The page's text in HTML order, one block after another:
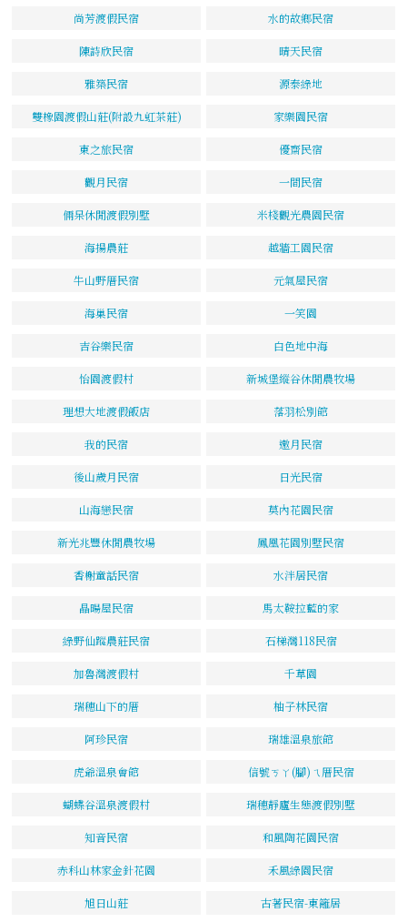
尚芳渡假民宿 水的故鄉民宿
陳詩欣民宿 晴天民宿
雅築民宿 源泰綠地
雙橡園渡假山莊(附設九虹茶莊) 家樂園民宿
東之旅民宿 優齋民宿
觀月民宿 一間民宿
倆呆休閒渡假別墅 米棧觀光農園民宿
海揚農莊 越牆工園民宿
牛山野厝民宿 元氣屋民宿
海巢民宿 一笑園
吉谷樂民宿 白色地中海
怡園渡假村 新城堡縱谷休閒農牧場
理想大地渡假飯店 落羽松別館
我的民宿 邀月民宿
後山歲月民宿 日光民宿
山海戀民宿 莫內花園民宿
新光兆豐休閒農牧場 鳳凰花園別墅民宿
香榭童話民宿 水泮居民宿
晶暘屋民宿 馬太鞍拉藍的家
綠野仙蹤農莊民宿 石梯灣118民宿
加魯灣渡假村 千草園
瑞穗山下的厝 柚子林民宿
阿珍民宿 瑞雄溫泉旅館
虎爺溫泉會館 信號ㄎㄚ(腳)ㄟ厝民宿
蝴蝶谷溫泉渡假村 瑞穗靜廬生態渡假別墅
知音民宿 和風陶花園民宿
赤科山林家金針花園 禾風綠園民宿
旭日山莊 古著民宿-東籬居